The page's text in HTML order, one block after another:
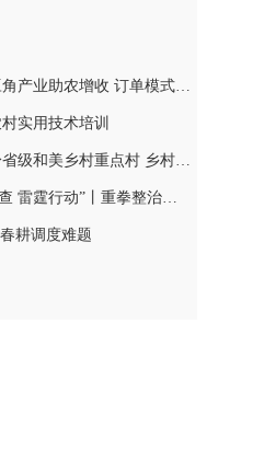
渡口乡过家村：豆角产业助农增收 订单模式铺就致富路
实用技术培训
牌楼乡：两村跻身省级和美乡村重点村 乡村振兴迎来“加速跑”
烟花爆竹 “严打严查 雷霆行动”丨重拳整治非法储存烟花爆竹 筑牢辖区安全防线
耕调度难题